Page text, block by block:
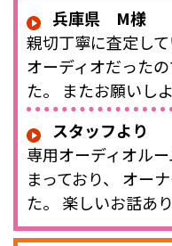
兵庫県 M様
親切丁寧に査定し
オーディオだった
た。 またお願いし
スタッフより
専用オーディオル
まっており、 オー
た。 楽しいお話あ